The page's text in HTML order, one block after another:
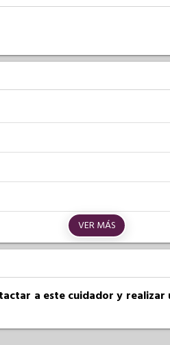
VER MÁS
a este cuidador y realizar